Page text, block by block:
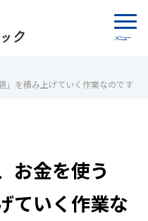
メニュー
」を積み上げていく作業なのです
お金を使う
ていく作業な